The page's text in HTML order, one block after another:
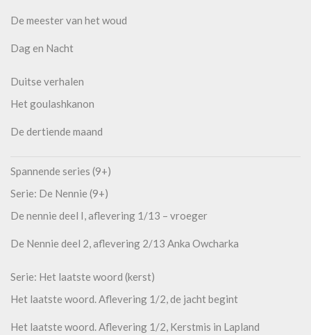
De meester van het woud
Dag en Nacht
Duitse verhalen
Het goulashkanon
De dertiende maand
Spannende series (9+)
Serie: De Nennie (9+)
De nennie deel I, aflevering 1/13 – vroeger
De Nennie deel 2, aflevering 2/13 Anka Owcharka
Serie: Het laatste woord (kerst)
Het laatste woord. Aflevering 1/2, de jacht begint
Het laatste woord. Aflevering 1/2, Kerstmis in Lapland